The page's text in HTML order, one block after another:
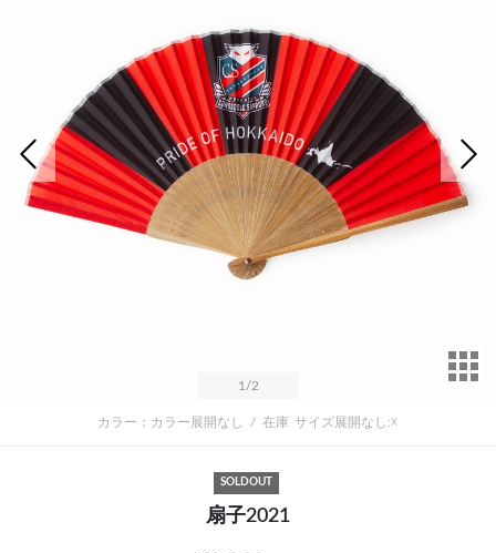
前の画像
1 /2
カラー：カラー展開なし / 在庫 サイズ展開なし:☓
SOLDOUT
扇子2021